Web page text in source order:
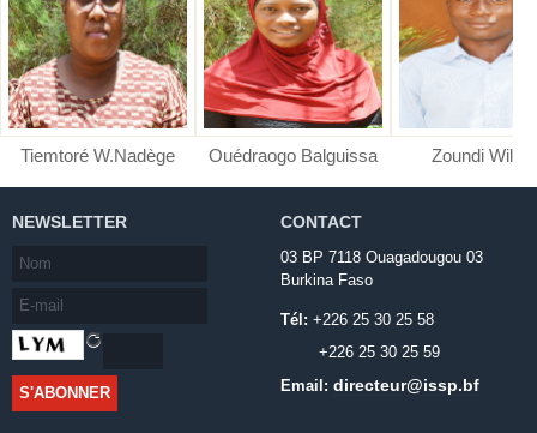
Tiemtoré W.Nadège Ouédraogo Balguissa Zoundi
NEWSLETTER CONTACT
03 BP 7118 Ouagadougou 03
Burkina Faso
Tél: +226 25 30 25 58
+226 25 30 25 59
Email: directeur@issp.bf